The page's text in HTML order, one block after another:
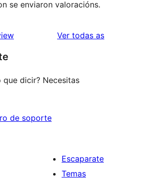
se enviaron valoracións.
Ver todas asvaloracións
que dicir? Necesitas
de soporte
Escaparate
Temas